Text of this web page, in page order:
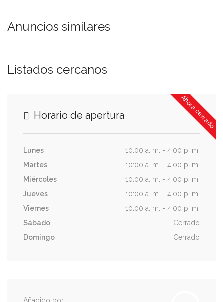
Anuncios similares
Listados cercanos
Ahora cerrado
Horario de apertura
Lunes
10:00 a. m. - 4:00 p. m.
Martes
10:00 a. m. - 4:00 p. m.
Miércoles
10:00 a. m. - 4:00 p. m.
Jueves
10:00 a. m. - 4:00 p. m.
Viernes
10:00 a. m. - 4:00 p. m.
Sábado
Cerrado
Domingo
Cerrado
Añadido por